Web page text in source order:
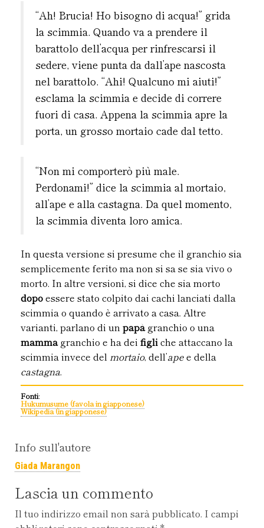
“Ah! Brucia! Ho bisogno di acqua!” grida
la scimmia. Quando va a prendere il
barattolo dell’acqua per rinfrescarsi il
sedere, viene punta da dall’ape nascosta
nel barattolo. “Ahi! Qualcuno mi aiuti!”
esclama la scimmia e decide di correre
fuori di casa. Appena la scimmia apre la
porta, un grosso mortaio cade dal tetto.
“Non mi comporterò più male.
Perdonami!” dice la scimmia al mortaio,
all’ape e alla castagna. Da quel momento,
la scimmia diventa loro amica.
In questa versione si presume che il granchio sia
semplicemente ferito ma non si sa se sia vivo o
morto. In altre versioni, si dice che sia morto
dopoessere stato colpito dai cachi lanciati dalla
scimmia o quando è arrivato a casa. Altre
varianti, parlano di unpapàgranchio o una
mammagranchio e ha dei figliche attaccano la
scimmia invece delmortaio, dell’apee della
castagna.
Fonti:
Hukumusume (favola in giapponese)
Wikipedia (in giapponese)
Info sull'autore
Giada Marangon
Lascia un commento
Il tuo indirizzo email non sarà pubblicato. I campi